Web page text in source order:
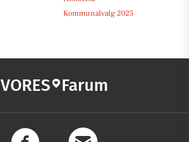
Kommunalvalg 2025
VORES Farum